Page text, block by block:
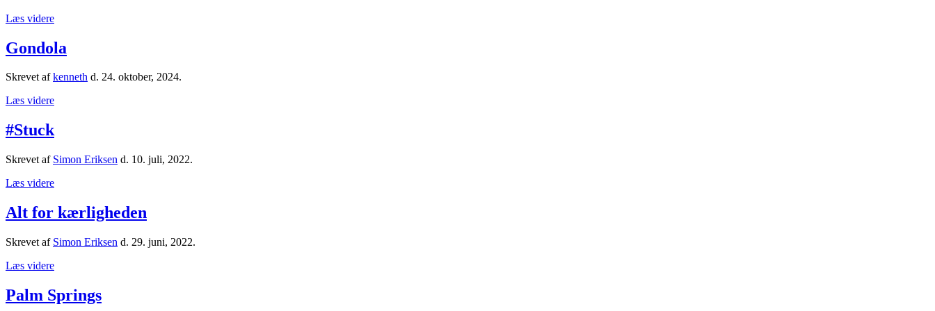
Læs videre
Gondola
Skrevet afkenneth d. 24. oktober, 2024.
Læs videre
#Stuck
Skrevet af Simon Eriksen d. 10. juli, 2022.
Læs videre
Alt for kærligheden
Skrevet af Simon Eriksen d. 29. juni, 2022.
Læs videre
Palm Springs